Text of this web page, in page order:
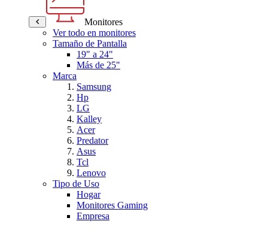
Monitores
Ver todo en monitores
Tamaño de Pantalla
19" a 24"
Más de 25"
Marca
Samsung
Hp
LG
Kalley
Acer
Predator
Asus
Tcl
Lenovo
Tipo de Uso
Hogar
Monitores Gaming
Empresa